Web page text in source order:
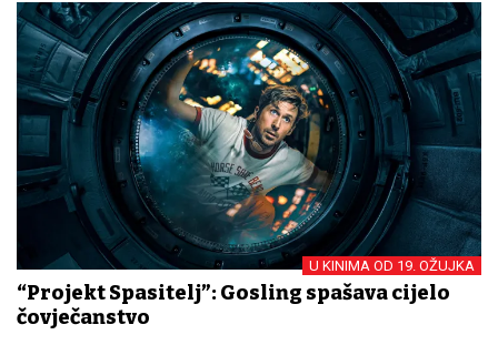
U KINIMA OD 19. OŽUJKA
“Projekt Spasitelj”: Gosling spašava cijelo
čovječanstvo